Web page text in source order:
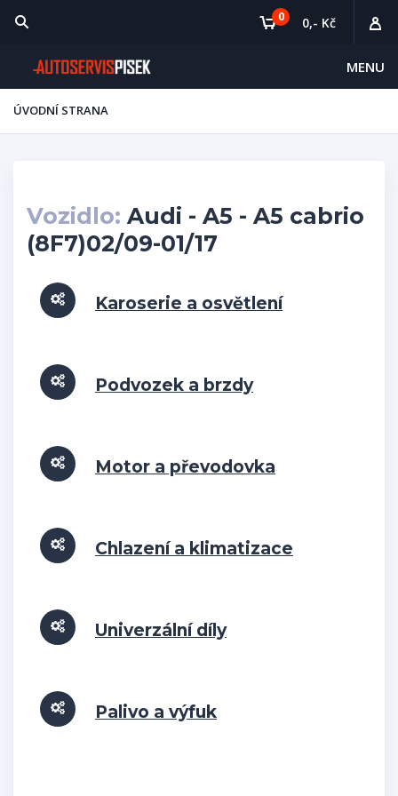
MENU
0 0,- Kč
ÚVODNÍ STRANA
Vozidlo: Audi - A5 - A5 cabrio
(8F7)02/09-01/17
Karoserie a osvětlení
Podvozek a brzdy
Motor a převodovka
Chlazení a klimatizace
Univerzální díly
Palivo a výfuk